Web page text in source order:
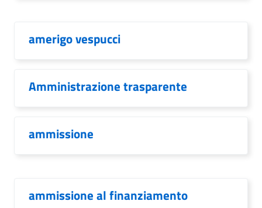
amerigo vespucci
Amministrazione trasparente
ammissione
ammissione al finanziamento